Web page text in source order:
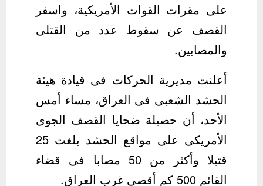
على مقرات القوات الأمريكية، واسفر
القصف عن سقوط عدد من القتلى
والمصابين.
أعلنت مديرية الحركات فى قيادة هيئة
الحشد الشعبى فى العراق، مساء أمس
الأحد، أن حصيلة ضحايا القصف الجوى
الأمريكى على مواقع الحشد بلغت 25
قتيلا وأكثر من 50 مصابا فى قضاء
القائم 500 كم أقصى غرب العراق.